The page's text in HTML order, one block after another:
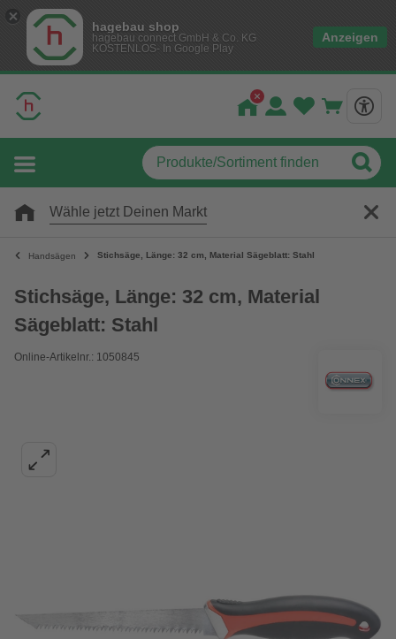
hagebau shop
hagebau connect GmbH & Co. KG
KOSTENLOS- In Google Play
Anzeigen
Wähle jetzt Deinen Markt
Handsägen Stichsäge, Länge: 32 cm, Material Sägeblatt: Stahl
Stichsäge, Länge: 32 cm, Material
Sägeblatt: Stahl
Online-Artikelnr.: 1050845